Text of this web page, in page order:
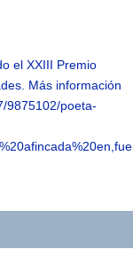
el XXIII Premio
Más información
9875102/poeta-